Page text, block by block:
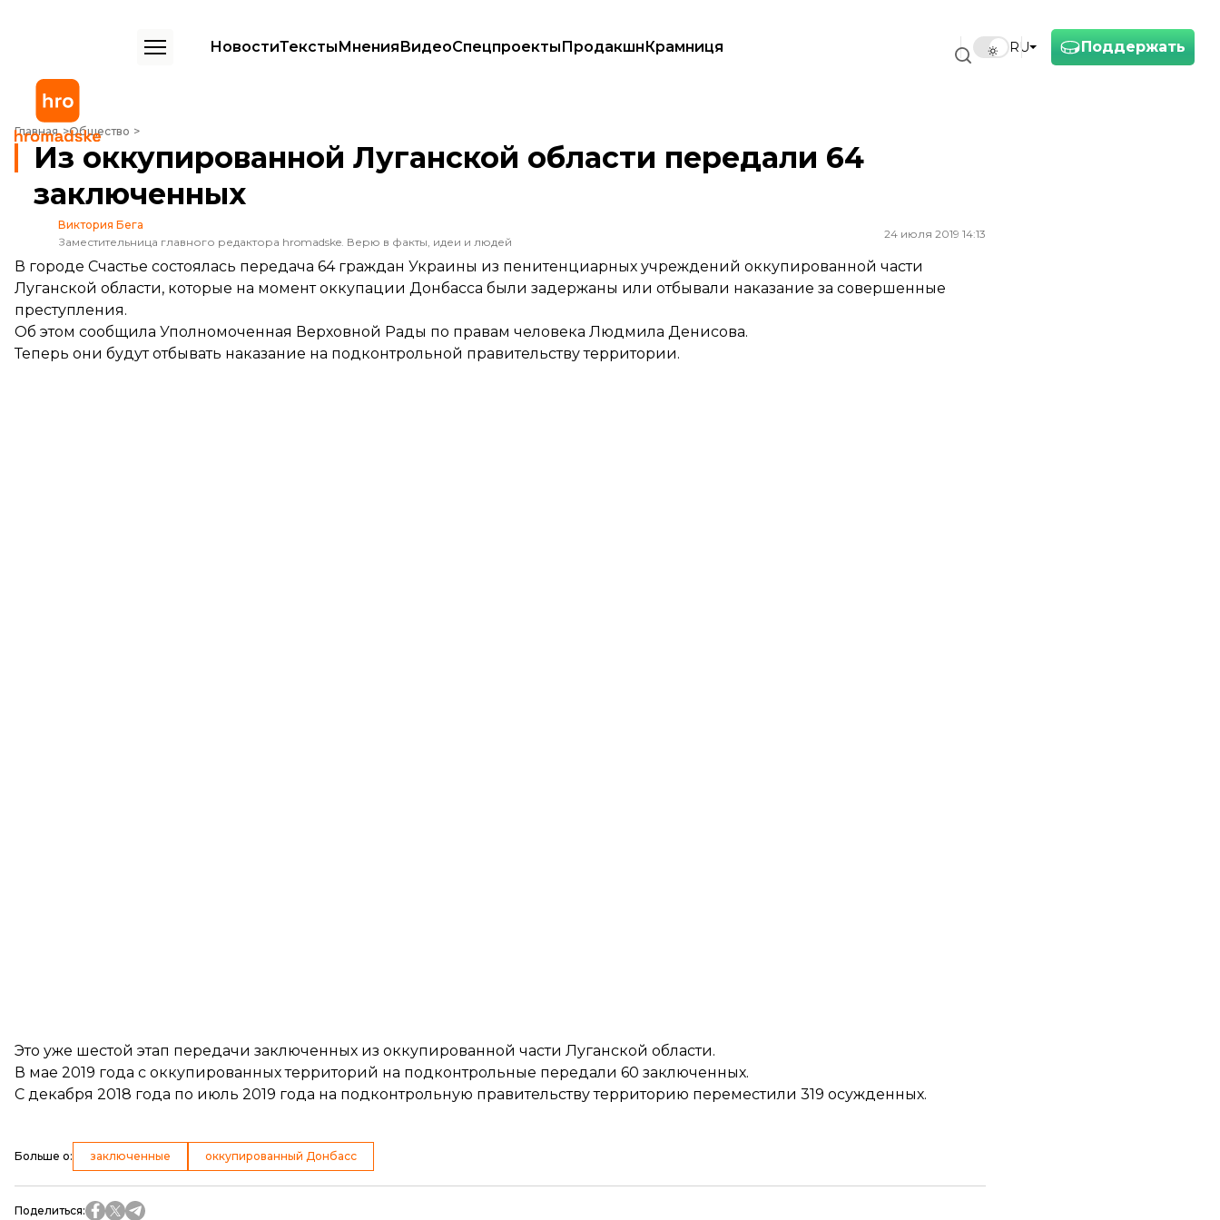
Поддержать
RU
НовостиТекстыМненияВидеоСпецпроектыПродакшнКрамниця
Главная Общество
Из оккупированной Луганской области передали 64 заключенных
Из оккупированной Луганской области передали 64
заключенных
Виктория Бега
Заместительница главного редактора hromadske. Верю в факты, идеи и людей
24 июля 2019 14:13
В городе Счастье состоялась передача 64 граждан Украины из пенитенциарных учреждений оккупированной части
Луганской области, которые на момент оккупации Донбасса были задержаны или отбывали наказание за совершенные
преступления.
Об этом сообщила Уполномоченная Верховной Рады по правам человека Людмила Денисова.
Теперь они будут отбывать наказание на подконтрольной правительству территории.
Это уже шестой этап передачи заключенных из оккупированной части Луганской области.
В мае 2019 года с оккупированных территорий на подконтрольные передали 60 заключенных.
С декабря 2018 года по июль 2019 года на подконтрольную правительству территорию переместили 319 осужденных.
Больше о: заключенные оккупированный Донбасс
Поделиться: